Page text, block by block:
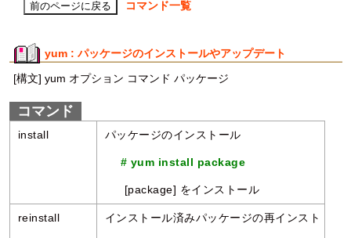
コマンド一覧
yum : パッケージのインストールやアップデート
[構文] yum オプション コマンド パッケージ
コマンド
install パッケージのインストール
# yum install package
[package] をインストール
reinstall インストール済みパッケージの再インスト